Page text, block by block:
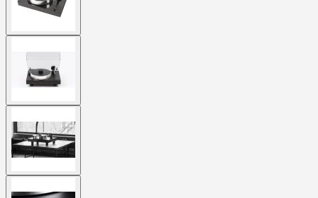
larger
image
larger
image
larger